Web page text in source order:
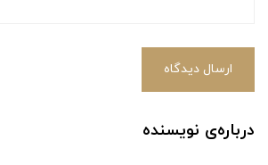
ارسال دیدگاه
درباره‌ی نویسنده